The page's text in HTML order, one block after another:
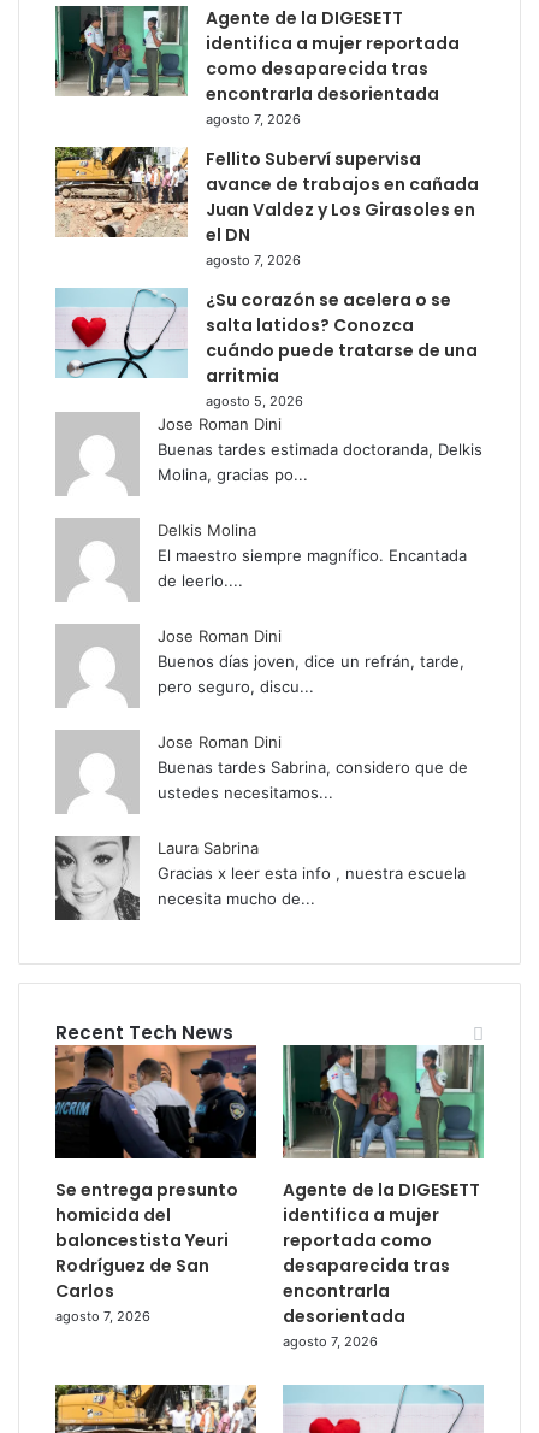
Agente de la DIGESETT
identifica a mujer reportada
como desaparecida tras
encontrarla desorientada
agosto 7, 2026
Fellito Suberví supervisa
avance de trabajos en cañada
Juan Valdez y Los Girasoles en
el DN
agosto 7, 2026
¿Su corazón se acelera o se
salta latidos? Conozca
cuándo puede tratarse de una
arritmia
agosto 5, 2026
Jose Roman Dini
Buenas tardes estimada doctoranda, Delkis
Molina, gracias po...
Delkis Molina
El maestro siempre magnífico. Encantada
de leerlo....
Jose Roman Dini
Buenos días joven, dice un refrán, tarde,
pero seguro, discu...
Jose Roman Dini
Buenas tardes Sabrina, considero que de
ustedes necesitamos...
Laura Sabrina
Gracias x leer esta info , nuestra escuela
necesita mucho de...
Recent Tech News
Se entrega presunto
homicida del
baloncestista Yeuri
Rodríguez de San
Carlos
agosto 7, 2026
Agente de la DIGESETT
identifica a mujer
reportada como
desaparecida tras
encontrarla
desorientada
agosto 7, 2026